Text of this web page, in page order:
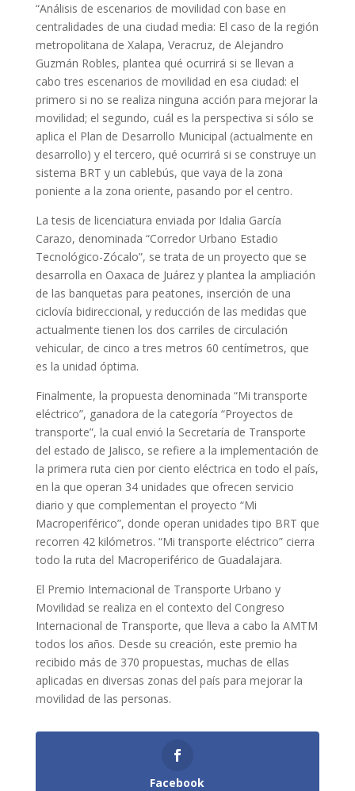
“Análisis de escenarios de movilidad con base en
centralidades de una ciudad media: El caso de la región
metropolitana de Xalapa, Veracruz, de Alejandro
Guzmán Robles, plantea qué ocurrirá si se llevan a
cabo tres escenarios de movilidad en esa ciudad: el
primero si no se realiza ninguna acción para mejorar la
movilidad; el segundo, cuál es la perspectiva si sólo se
aplica el Plan de Desarrollo Municipal (actualmente en
desarrollo) y el tercero, qué ocurrirá si se construye un
sistema BRT y un cablebús, que vaya de la zona
poniente a la zona oriente, pasando por el centro.
La tesis de licenciatura enviada por Idalia García
Carazo, denominada “Corredor Urbano Estadio
Tecnológico-Zócalo”, se trata de un proyecto que se
desarrolla en Oaxaca de Juárez y plantea la ampliación
de las banquetas para peatones, inserción de una
ciclovía bidireccional, y reducción de las medidas que
actualmente tienen los dos carriles de circulación
vehicular, de cinco a tres metros 60 centímetros, que
es la unidad óptima.
Finalmente, la propuesta denominada “Mi transporte
eléctrico”, ganadora de la categoría “Proyectos de
transporte”, la cual envió la Secretaría de Transporte
del estado de Jalisco, se refiere a la implementación de
la primera ruta cien por ciento eléctrica en todo el país,
en la que operan 34 unidades que ofrecen servicio
diario y que complementan el proyecto “Mi
Macroperiférico”, donde operan unidades tipo BRT que
recorren 42 kilómetros. “Mi transporte eléctrico” cierra
todo la ruta del Macroperiférico de Guadalajara.
El Premio Internacional de Transporte Urbano y
Movilidad se realiza en el contexto del Congreso
Internacional de Transporte, que lleva a cabo la AMTM
todos los años. Desde su creación, este premio ha
recibido más de 370 propuestas, muchas de ellas
aplicadas en diversas zonas del país para mejorar la
movilidad de las personas.
Facebook